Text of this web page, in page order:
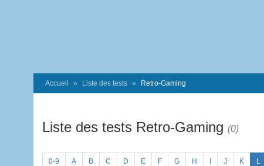
Accueil Liste des tests Retro-Gaming
Liste des tests Retro-Gaming (0)
0-9 A B C D E F G H J K L